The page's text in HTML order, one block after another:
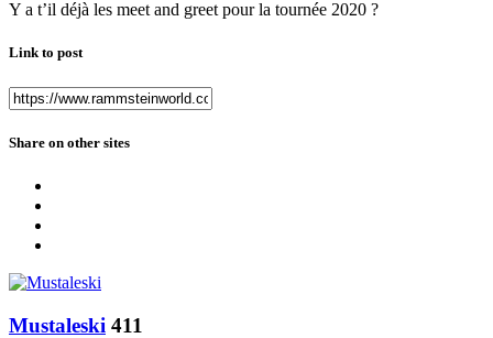
Y a t’il déjà les meet and greet pour la tournée 2020 ?
Link to post
Share on other sites
Mustaleski 411